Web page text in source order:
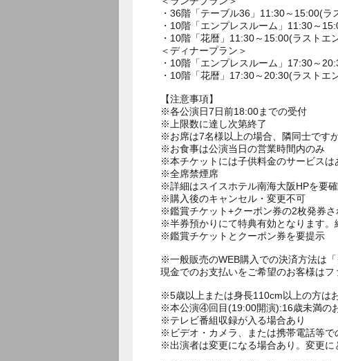
・36階「テーブル36」11:30～15:00(ラ
・10階「エンプレスルーム」11:30～
・10階「花暦」11:30～15:00(ラストエ
＜ディナープラン＞
・10階「エンプレスルーム」17:30～
・10階「花暦」17:30～20:30(ラストエ
【注意事項】
※各公演日7日前18:00までの受付
※上限数に達し次第終了
※お席は7名様以上の場合、隣同士です
※お食事は公演当日の営業時間内のみ
※本チケットには子供料金のサービスは
※全席禁煙席
※詳細はスイスホテル南海大阪HPを要
※購入後のキャンセル・変更不可
※鑑賞チケット+クーポン券の2枚発券
※半券預かりにて特典有効となります
※鑑賞チケットとクーポン券を要提示
※一般販売のWEB購入での決済方法は
現金でのお支払いをご希望のお客様は
※5歳以上または身長110cm以上の方は
※本公演④回目(19:00開演):16歳未満の
※テレビ番組収録が入る場合あり
※ビデオ・カメラ、または携帯電話等で
※出演者は変更になる場合あり。変更に